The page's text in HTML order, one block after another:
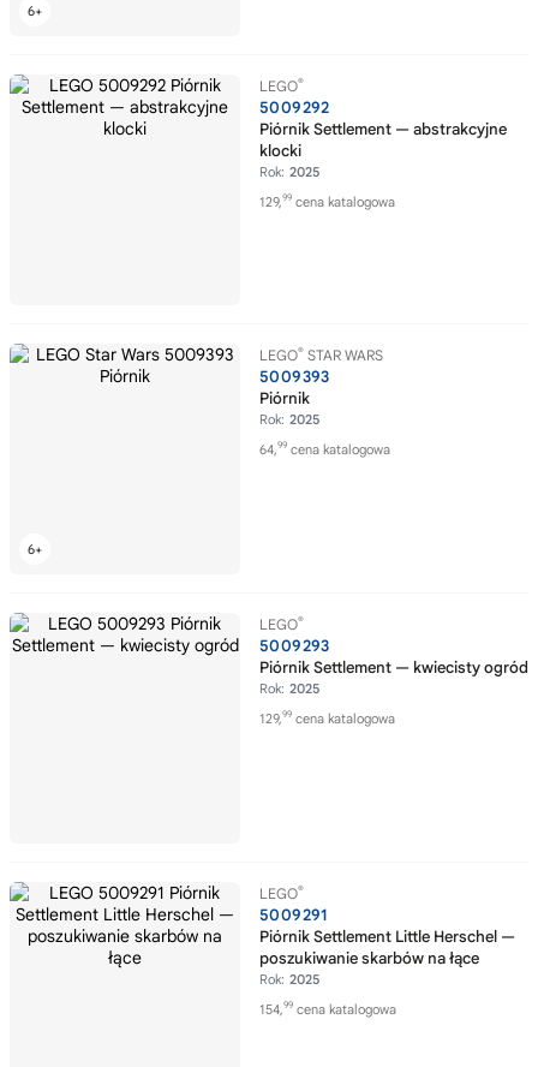
LEGO®
5009292
Piórnik Settlement — abstrakcyjne
klocki
Rok: 2025
129,99 cena katalogowa
LEGO® STAR WARS
5009393
Piórnik
Rok: 2025
64,99 cena katalogowa
LEGO®
5009293
Piórnik Settlement — kwiecisty ogród
Rok: 2025
129,99 cena katalogowa
LEGO®
5009291
Piórnik Settlement Little Herschel —
poszukiwanie skarbów na łące
Rok: 2025
154,99 cena katalogowa